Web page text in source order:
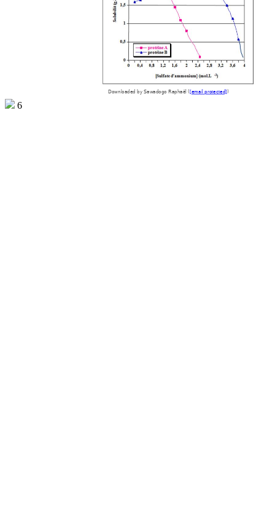
Downloaded by Sawadogo Raphaël ([email protected])
6